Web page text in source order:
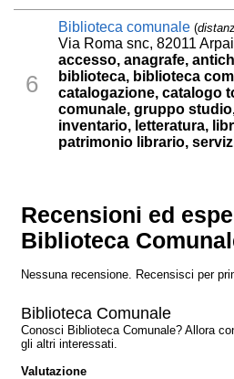
6
Biblioteca comunale (
Via Roma snc, 82011
accesso, anagrafe,
biblioteca, biblioteca
catalogazione, catalogo
comunale, gruppo
inventario, letteratura,
patrimonio librario,
Recensioni ed
Biblioteca
Nessuna recensione. Recensisci per
Biblioteca Comunale
Conosci Biblioteca Comunale? Allora
gli altri interessati.
Valutazione